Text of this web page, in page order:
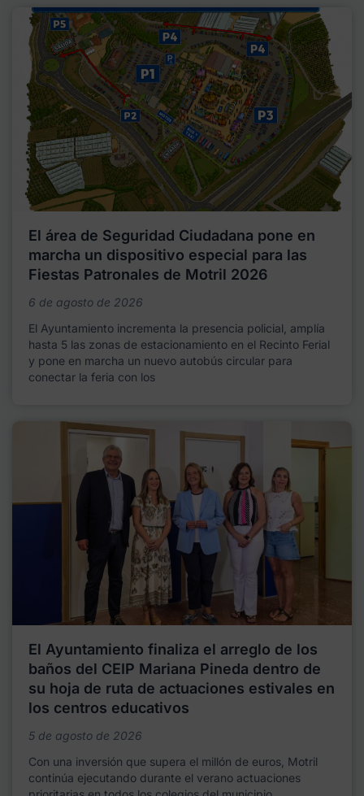
El área de Seguridad Ciudadana pone en
marcha un dispositivo especial para las
Fiestas Patronales de Motril 2026
6 de agosto de 2026
El Ayuntamiento incrementa la presencia policial, amplía
hasta 5 las zonas de estacionamiento en el Recinto Ferial
y pone en marcha un nuevo autobús circular para
conectar la feria con los
El Ayuntamiento finaliza el arreglo de los
baños del CEIP Mariana Pineda dentro de
su hoja de ruta de actuaciones estivales en
los centros educativos
5 de agosto de 2026
Con una inversión que supera el millón de euros, Motril
continúa ejecutando durante el verano actuaciones